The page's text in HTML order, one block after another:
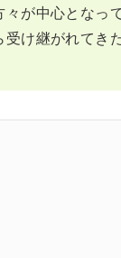
々が中心となっ
け継がれてき